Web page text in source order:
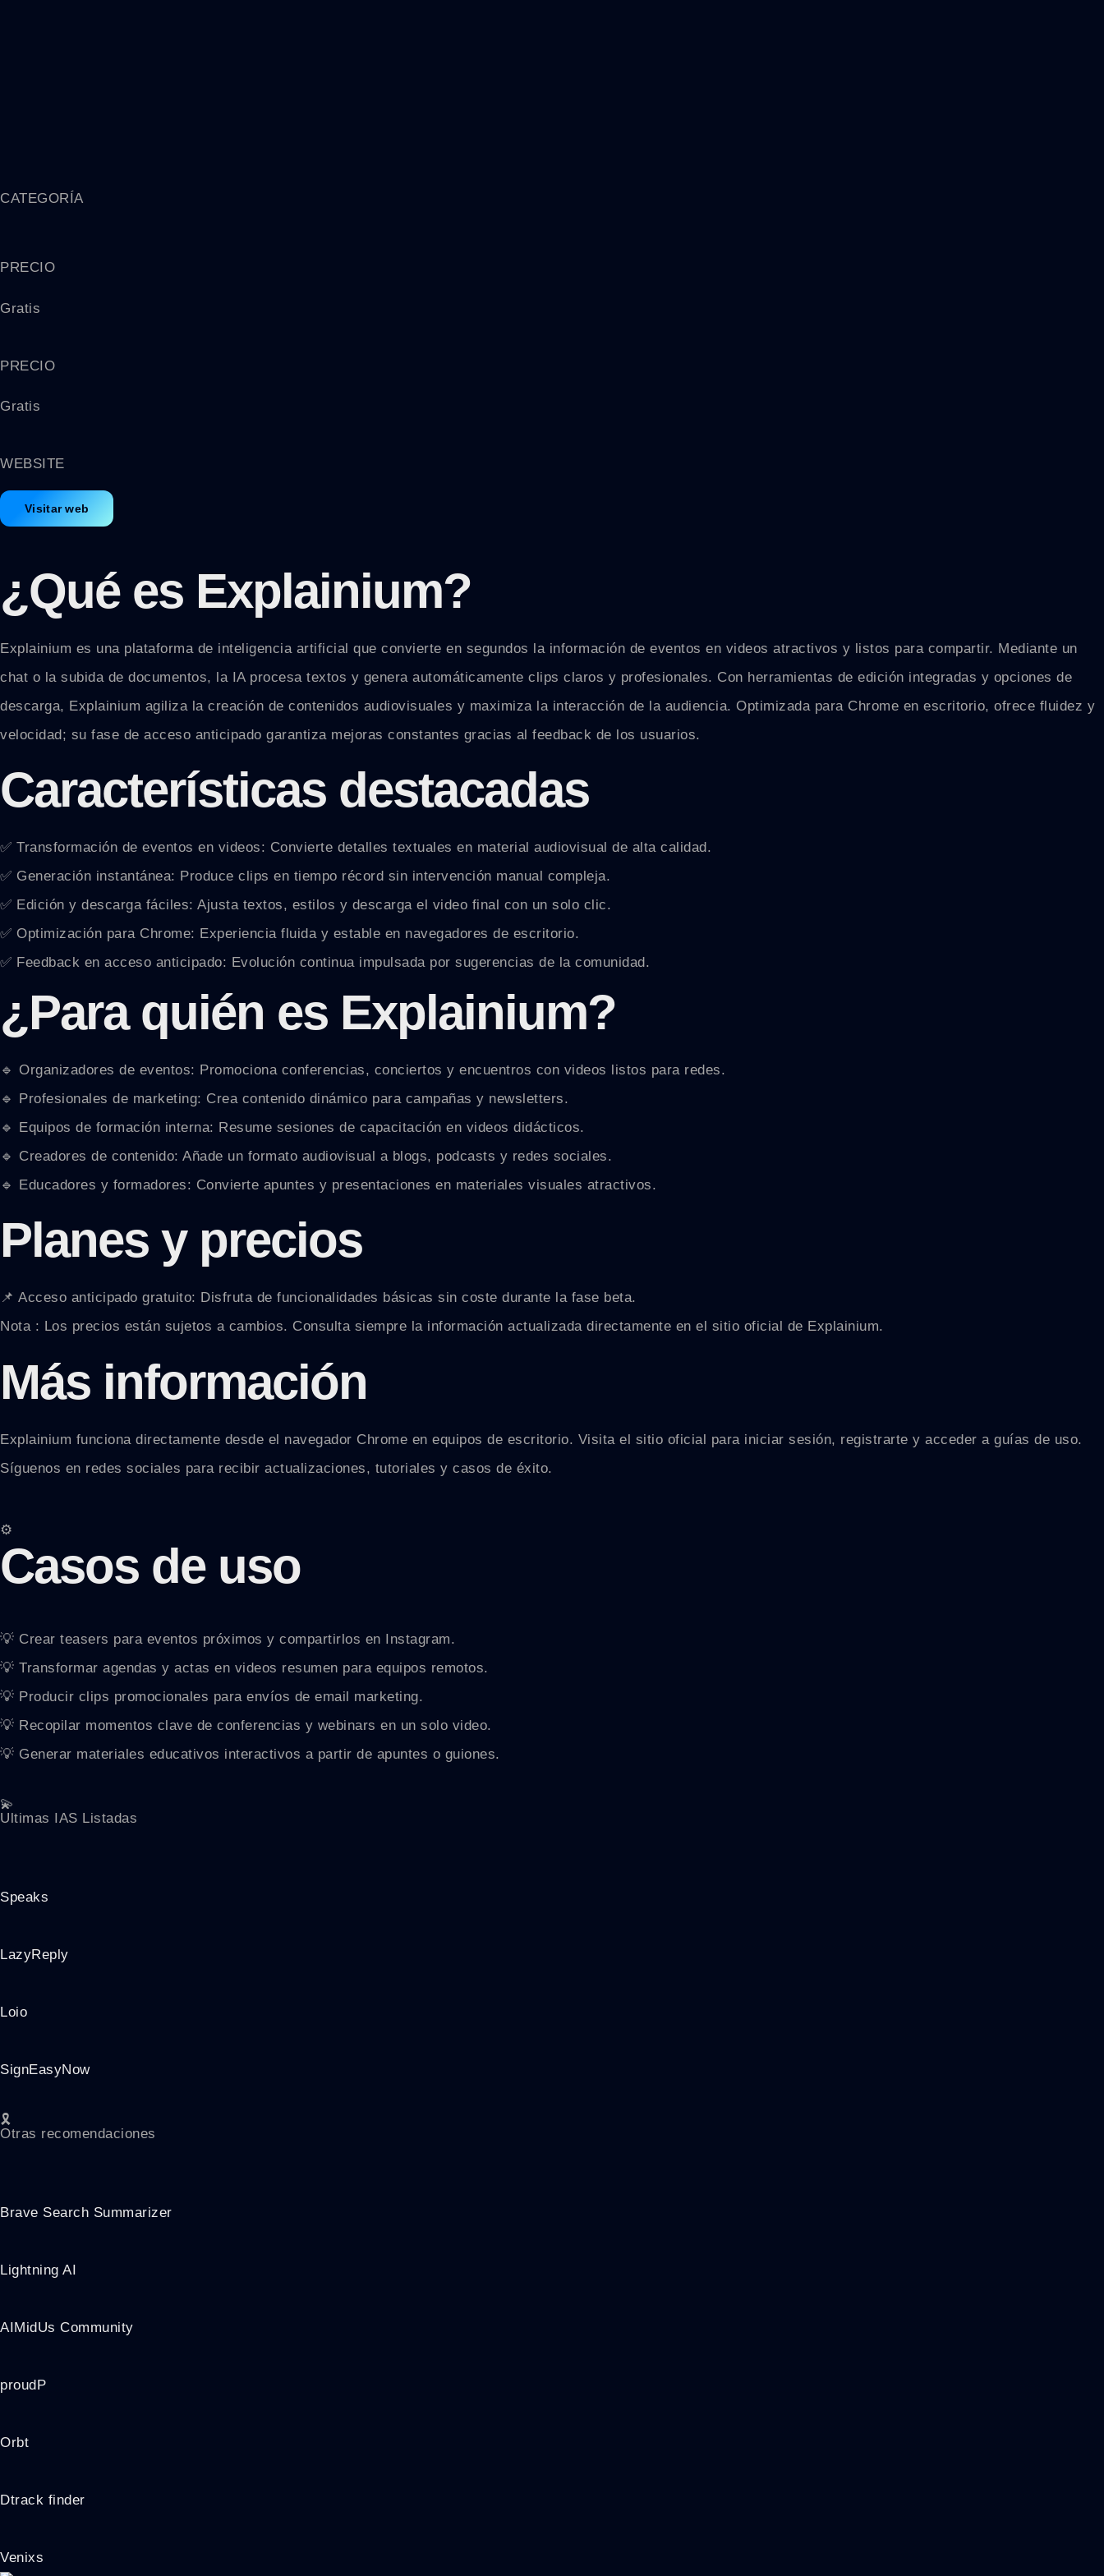
CATEGORÍA
PRECIO
Gratis
PRECIO
Gratis
WEBSITE
Visitar web
¿Qué es Explainium?
Explainium es una plataforma de inteligencia artificial que convierte en segundos la información de eventos en videos atractivos y listos para compartir. Mediante un
chat o la subida de documentos, la IA procesa textos y genera automáticamente clips claros y profesionales. Con herramientas de edición integradas y opciones de
descarga, Explainium agiliza la creación de contenidos audiovisuales y maximiza la interacción de la audiencia. Optimizada para Chrome en escritorio, ofrece fluidez y
velocidad; su fase de acceso anticipado garantiza mejoras constantes gracias al feedback de los usuarios.
Características destacadas
✅ Transformación de eventos en videos: Convierte detalles textuales en material audiovisual de alta calidad.
✅ Generación instantánea: Produce clips en tiempo récord sin intervención manual compleja.
✅ Edición y descarga fáciles: Ajusta textos, estilos y descarga el video final con un solo clic.
✅ Optimización para Chrome: Experiencia fluida y estable en navegadores de escritorio.
✅ Feedback en acceso anticipado: Evolución continua impulsada por sugerencias de la comunidad.
¿Para quién es Explainium?
🔹 Organizadores de eventos: Promociona conferencias, conciertos y encuentros con videos listos para redes.
🔹 Profesionales de marketing: Crea contenido dinámico para campañas y newsletters.
🔹 Equipos de formación interna: Resume sesiones de capacitación en videos didácticos.
🔹 Creadores de contenido: Añade un formato audiovisual a blogs, podcasts y redes sociales.
🔹 Educadores y formadores: Convierte apuntes y presentaciones en materiales visuales atractivos.
Planes y precios
📌 Acceso anticipado gratuito: Disfruta de funcionalidades básicas sin coste durante la fase beta.
Nota : Los precios están sujetos a cambios. Consulta siempre la información actualizada directamente en el sitio oficial de Explainium.
Más información
Explainium funciona directamente desde el navegador Chrome en equipos de escritorio. Visita el sitio oficial para iniciar sesión, registrarte y acceder a guías de uso.
Síguenos en redes sociales para recibir actualizaciones, tutoriales y casos de éxito.
⚙️
Casos de uso
💡 Crear teasers para eventos próximos y compartirlos en Instagram.
💡 Transformar agendas y actas en videos resumen para equipos remotos.
💡 Producir clips promocionales para envíos de email marketing.
💡 Recopilar momentos clave de conferencias y webinars en un solo video.
💡 Generar materiales educativos interactivos a partir de apuntes o guiones.
💫
Ultimas IAS Listadas
Speaks
LazyReply
Loio
SignEasyNow
🎗️
Otras recomendaciones
Brave Search Summarizer
Lightning AI
AIMidUs Community
proudP
Orbt
Dtrack finder
Venixs